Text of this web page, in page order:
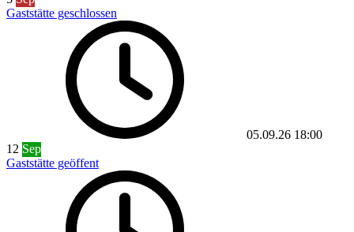
Gaststätte geschlossen
05.09.26 18:00
12 Sep
Gaststätte geöffent